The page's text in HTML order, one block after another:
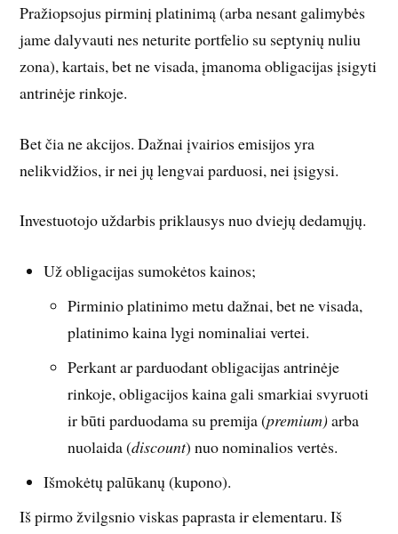
Pražiopsojus pirminį platinimą (arba nesant galimybės
jame dalyvauti nes neturite portfelio su septynių nuliu
zona), kartais, bet ne visada, įmanoma obligacijas įsigyti
antrinėje rinkoje.
Bet čia ne akcijos. Dažnai įvairios emisijos yra
nelikvidžios, ir nei jų lengvai parduosi, nei įsigysi.
Investuotojo uždarbis priklausys nuo dviejų dedamųjų.
Už obligacijas sumokėtos kainos;
Pirminio platinimo metu dažnai, bet ne visada,
platinimo kaina lygi nominaliai vertei.
Perkant ar parduodant obligacijas antrinėje
rinkoje, obligacijos kaina gali smarkiai svyruoti
ir būti parduodama su premija (premium)arba
nuolaida (discount) nuo nominalios vertės.
Išmokėtų palūkanų (kupono).
Iš pirmo žvilgsnio viskas paprasta ir elementaru. Iš